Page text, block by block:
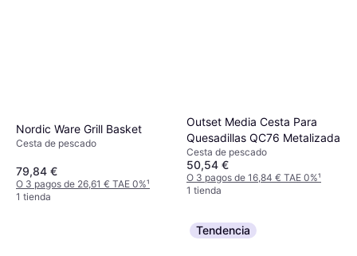
Nordic Ware Grill Basket
Cesta de pescado
79,84 €
O 3 pagos de 26,61 € TAE 0%¹
1 tienda
Outset Media Cesta Para
Quesadillas QC76 Metalizada
Cesta de pescado
50,54 €
O 3 pagos de 16,84 € TAE 0%¹
1 tienda
Tendencia